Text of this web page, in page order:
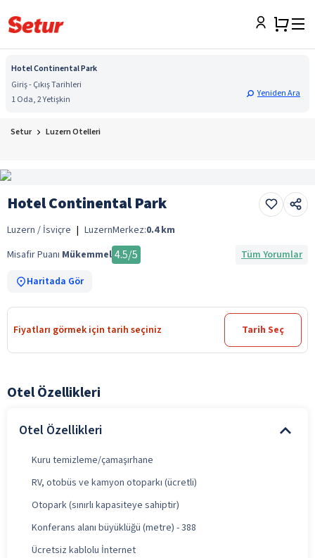
Hotel Continental Park
Giriş - Çıkış Tarihleri
1 Oda, 2 Yetişkin
Yeniden Ara
Setur Luzern Otelleri
Hotel Continental Park
Luzern / İsviçre | LuzernMerkez:0.4 km
Misafir Puanı Mükemmel 4.5/5
Tüm Yorumlar
Haritada Gör
Fiyatları görmek için tarih seçiniz Tarih Seç
Otel Özellikleri
Otel Özellikleri
Kuru temizleme/çamaşırhane
RV, otobüs ve kamyon otoparkı (ücretli)
Otopark (sınırlı kapasiteye sahiptir)
Konferans alanı büyüklüğü (metre) - 388
Ücretsiz kablolu İnternet